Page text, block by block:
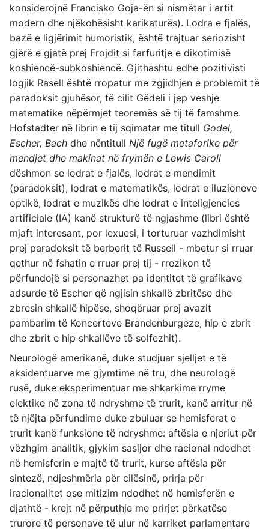
konsiderojnë Francisko Goja-ën si nismëtar i artit
modern dhe njëkohësisht karikaturës). Lodra e fjalës,
bazë e ligjërimit humoristik, është trajtuar seriozisht
gjërë e gjatë prej Frojdit si farfuritje e dikotimisë
koshiencë-subkoshiencë. Gjithashtu edhe pozitivisti
logjik Rasell është rropatur me zgjidhjen e problemit të
paradoksit gjuhësor, të cilit Gëdeli i jep veshje
matematike nëpërmjet teoremës së tij të famshme.
Hofstadter në librin e tij sqimatar me titull Godel,
Escher, Bach dhe nëntitull Një fugë metaforike për
mendjet dhe makinat në frymën e Lewis Caroll
dëshmon se lodrat e fjalës, lodrat e mendimit
(paradoksit), lodrat e matematikës, lodrat e iluzioneve
optikë, lodrat e muzikës dhe lodrat e inteligjencies
artificiale (IA) kanë strukturë të ngjashme (libri është
mjaft interesant, por lexuesi, i torturuar vazhdimisht
prej paradoksit të berberit të Russell - mbetur si rruar
qethur në fshatin e rruar prej tij - rrezikon të
përfundojë si personazhet pa identitet të grafikave
adsurde të Escher që ngjisin shkallë zbritëse dhe
zbresin shkallë hipëse, shoqëruar prej avazit
pambarim të Koncerteve Brandenburgeze, hip e zbrit
dhe zbrit e hip shkallëve të solfezhit).
Neurologë amerikanë, duke studjuar sjelljet e të
aksidentuarve me gjymtime në tru, dhe neurologë
rusë, duke eksperimentuar me shkarkime rryme
elektike në zona të ndryshme të trurit, kanë arritur në
të njëjta përfundime duke zbuluar se hemisferat e
trurit kanë funksione të ndryshme: aftësia e njeriut për
vëzhgim analitik, gjykim sasijor dhe racional ndodhet
në hemisferin e majtë të trurit, kurse aftësia për
sintezë, ndjeshmëria për cilësinë, prirja për
iracionalitet ose mitizim ndodhet në hemisferën e
djathtë - krejt në përputhje me prirjet përkatëse
trurore të personave të ulur në karriket parlamentare